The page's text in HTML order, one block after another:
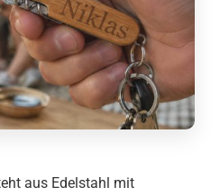
aus Edelstahl mit